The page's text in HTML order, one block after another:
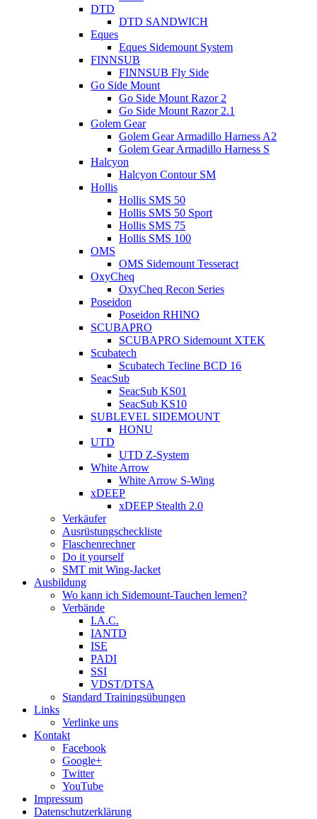
DTD
DTD SANDWICH
Eques
Eques Sidemount System
FINNSUB
FINNSUB Fly Side
Go Side Mount
Go Side Mount Razor 2
Go Side Mount Razor 2.1
Golem Gear
Golem Gear Armadillo Harness A2
Golem Gear Armadillo Harness S
Halcyon
Halcyon Contour SM
Hollis
Hollis SMS 50
Hollis SMS 50 Sport
Hollis SMS 75
Hollis SMS 100
OMS
OMS Sidemount Tesseract
OxyCheq
OxyCheq Recon Series
Poseidon
Poseidon RHINO
SCUBAPRO
SCUBAPRO Sidemount XTEK
Scubatech
Scubatech Tecline BCD 16
SeacSub
SeacSub KS01
SeacSub KS10
SUBLEVEL SIDEMOUNT
HONU
UTD
UTD Z-System
White Arrow
White Arrow S-Wing
xDEEP
xDEEP Stealth 2.0
Verkäufer
Ausrüstungscheckliste
Flaschenrechner
Do it yourself
SMT mit Wing-Jacket
Ausbildung
Wo kann ich Sidemount-Tauchen lernen?
Verbände
I.A.C.
IANTD
ISE
PADI
SSI
VDST/DTSA
Standard Trainingsübungen
Links
Verlinke uns
Kontakt
Facebook
Google+
Twitter
YouTube
Impressum
Datenschutzerklärung